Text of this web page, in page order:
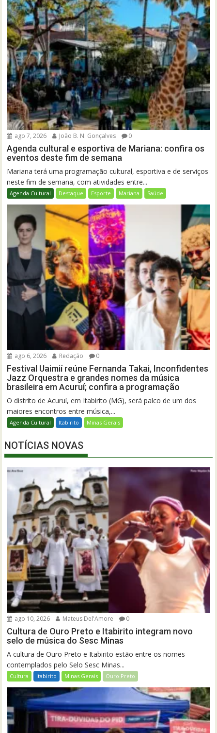
ago 7, 2026 João B. N. Gonçalves 0
Agenda cultural e esportiva de Mariana: confira os
eventos deste fim de semana
Mariana terá uma programação cultural, esportiva e de serviços
neste fim de semana, com atividades entre...
Agenda Cultural Destaque Esporte Mariana Saúde
ago 6, 2026 Redação 0
Festival Uaimií reúne Fernanda Takai, Inconfidentes
Jazz Orquestra e grandes nomes da música
brasileira em Acuruí; confira a programação
O distrito de Acuruí, em Itabirito (MG), será palco de um dos
maiores encontros entre música,...
Agenda Cultural Itabirito Minas Gerais
NOTÍCIAS NOVAS
ago 10, 2026 Mateus Del'Amore 0
Cultura de Ouro Preto e Itabirito integram novo
selo de música do Sesc Minas
A cultura de Ouro Preto e Itabirito estão entre os nomes
contemplados pelo Selo Sesc Minas...
Cultura Itabirito Minas Gerais Ouro Preto